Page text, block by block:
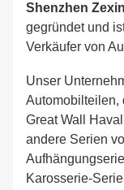
Shenzhen
gegründet und
Verkäufer von
Unser
Automobilteilen,
Great Wall
andere Serien
Karosserie-